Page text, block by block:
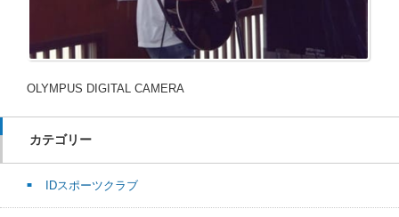
OLYMPUS DIGITAL CAMERA
カテゴリー
IDスポーツクラブ